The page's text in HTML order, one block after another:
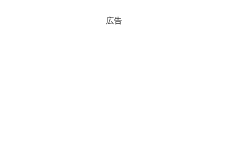
レイカーも発動！ 半導体2銘柄の暴落
広告